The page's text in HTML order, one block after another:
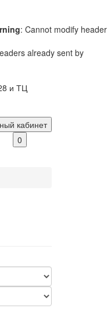
: Cannot modify header
already sent by
и ТЦ
кабинет
0